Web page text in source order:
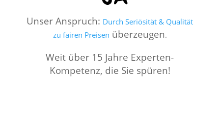
Unser Anspruch: Durch Seriösität & Qualität
zu fairen Preisen überzeugen.
Weit über 15 Jahre Experten-
Kompetenz, die Sie spüren!